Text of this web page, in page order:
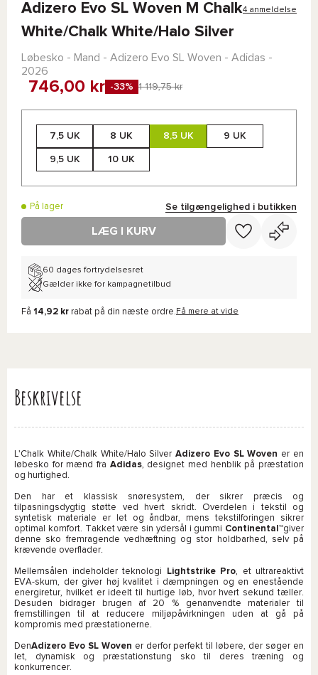
Adizero Evo SL Woven M Chalk
White/Chalk White/Halo Silver
4 anmeldelse
Løbesko - Mand - Adizero Evo SL Woven - Adidas -
2026
746,00 kr -33% 1 119,75 kr
7,5 UK 8 UK 8,5 UK 9 UK
9,5 UK 10 UK
På lager Se tilgængelighed i butikken
LÆG I KURV
60 dages fortrydelsesret
Gælder ikke for kampagnetilbud
Få 14,92 kr rabat på din næste ordre. Få mere at vide
Beskrivelse
L'Chalk White/Chalk White/Halo SilverAdizero Evo SL Woven er en
løbesko for mænd fra Adidas, designet med henblik på præstation
og hurtighed.
Den har et klassisk snøresystem, der sikrer præcis og
tilpasningsdygtig støtte ved hvert skridt. Overdelen i tekstil og
syntetisk materiale er let og åndbar, mens tekstilforingen sikrer
optimal komfort. Takket være sin ydersål i gummi Continental™giver
denne sko fremragende vedhæftning og stor holdbarhed, selv på
krævende overflader.
Mellemsålen indeholder teknologi Lightstrike Pro, et ultrareaktivt
EVA-skum, der giver høj kvalitet i dæmpningen og en enestående
energiretur, hvilket er ideelt til hurtige løb, hvor hvert sekund tæller.
Desuden bidrager brugen af 20 % genanvendte materialer til
fremstillingen til at reducere miljøpåvirkningen uden at gå på
kompromis med præstationerne.
DenAdizero Evo SL Woven er derfor perfekt til løbere, der søger en
let, dynamisk og præstationstung sko til deres træning og
konkurrencer.